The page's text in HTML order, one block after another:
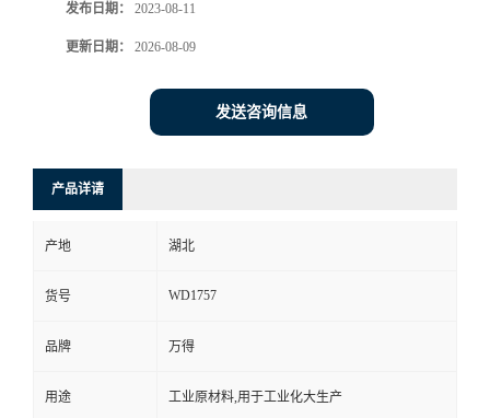
发布日期： 2023-08-11
更新日期： 2026-08-09
发送咨询信息
产品详请
产地 湖北
货号 WD1757
品牌 万得
用途 工业原材料,用于工业化大生产